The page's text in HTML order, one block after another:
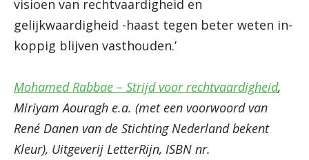
visioen van rechtvaardigheid en
gelijkwaardigheid -haast tegen beter weten in-
koppig blijven vasthouden.’
Mohamed Rabbae – Strijd voor rechtvaardigheid,
Miriyam Aouragh e.a. (met een voorwoord van
René Danen van de Stichting Nederland bekent
Kleur), Uitgeverij LetterRijn, ISBN nr.